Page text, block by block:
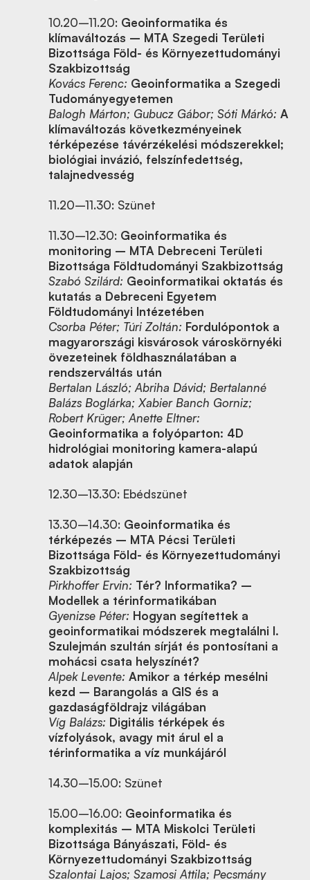
10.20–11.20: Geoinformatika és
klímaváltozás – MTA Szegedi Területi
Bizottsága Föld- és Környezettudományi
Szakbizottság
Kovács Ferenc: Geoinformatika a Szegedi
Tudományegyetemen
Balogh Márton; Gubucz Gábor; Sóti Márkó: A
klímaváltozás következményeinek
térképezése távérzékelési módszerekkel;
biológiai invázió, felszínfedettség,
talajnedvesség
11.20–11.30: Szünet
11.30–12.30: Geoinformatika és
monitoring – MTA Debreceni Területi
Bizottsága Földtudományi Szakbizottság
Szabó Szilárd: Geoinformatikai oktatás és
kutatás a Debreceni Egyetem
Földtudományi Intézetében
Csorba Péter; Túri Zoltán: Fordulópontok a
magyarországi kisvárosok városkörnyéki
övezeteinek földhasználatában a
rendszerváltás után
Bertalan László; Abriha Dávid; Bertalanné
Balázs Boglárka; Xabier Banch Gorniz;
Robert Krüger; Anette Eltner:
Geoinformatika a folyóparton: 4D
hidrológiai monitoring kamera-alapú
adatok alapján
12.30–13.30: Ebédszünet
13.30–14.30: Geoinformatika és
térképezés – MTA Pécsi Területi
Bizottsága Föld- és Környezettudományi
Szakbizottság
Pirkhoffer Ervin: Tér? Informatika? –
Modellek a térinformatikában
Gyenizse Péter: Hogyan segítettek a
geoinformatikai módszerek megtalálni I.
Szulejmán szultán sírját és pontosítani a
mohácsi csata helyszínét?
Alpek Levente: Amikor a térkép mesélni
kezd – Barangolás a GIS és a
gazdaságföldrajz világában
Víg Balázs: Digitális térképek és
vízfolyások, avagy mit árul el a
térinformatika a víz munkájáról
14.30–15.00: Szünet
15.00–16.00: Geoinformatika és
komplexitás – MTA Miskolci Területi
Bizottsága Bányászati, Föld- és
Környezettudományi Szakbizottság
Szalontai Lajos; Szamosi Attila; Pecsmány